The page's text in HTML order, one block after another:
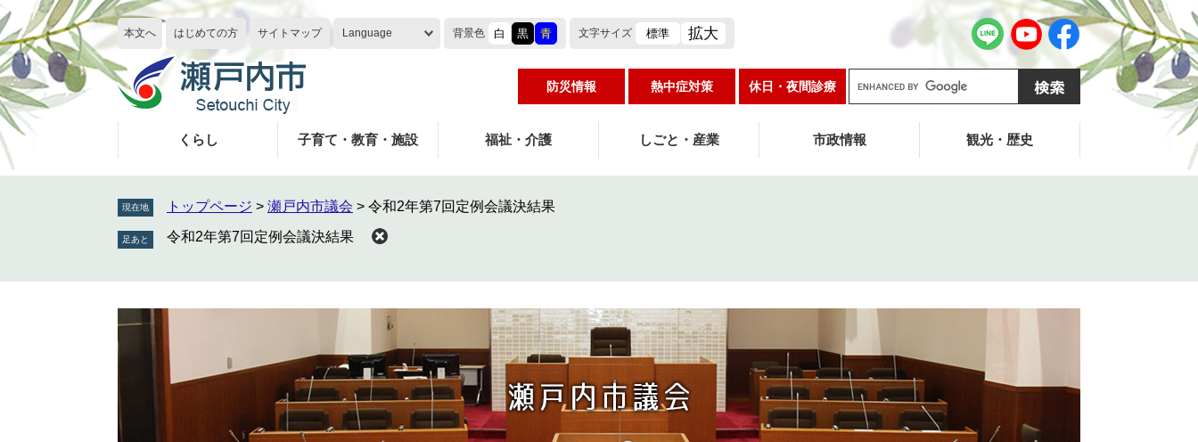
ペ
ー
ジ
の
先
頭
で
す
メ
ニ
ュ
ー
を
飛
ば
し
本文へ はじめての方 サイトマップ Language 背景色 白 黒 青 文字サイズ 標準 拡大
防災情報 熱中症対策 休日・夜間診療
g
e
くらし 子育て・教育・施設 福祉・介護 しごと・産業 市政情報 観光・歴史
現在地 トップページ > 瀬戸内市議会 > 令和2年第7回定例会議決結果
令和2年第7回定例会議決結果